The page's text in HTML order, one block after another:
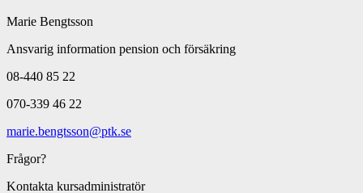
Marie Bengtsson
Ansvarig information pension och försäkring
08-440 85 22
070-339 46 22
marie.bengtsson@ptk.se
Frågor?
Kontakta kursadministratör